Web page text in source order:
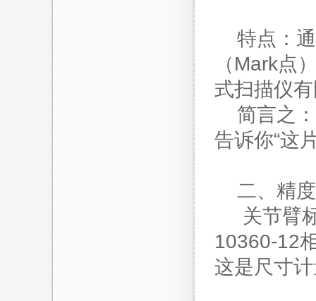
特点：
（Mark点
式扫描仪
简言之
告诉你“这
二、精
关节臂
10360-12
这是尺寸